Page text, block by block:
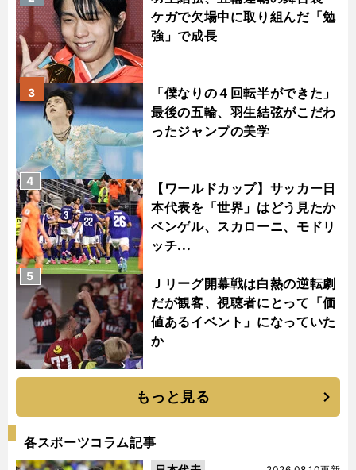
ケガで欠場中に取り組んだ「勉
強」で成長
「僕なりの４回転半ができた」
最後の五輪、羽生結弦がこだわ
ったジャンプの美学
3
【ワールドカップ】サッカー日
本代表を「世界」はどう見たか
ベンゲル、スカローニ、モドリ
ッチ...
4
Ｊリーグ開幕戦は白熱の逆転劇
だが観客、視聴者にとって「価
値あるイベント」になっていた
か
5
もっと見る
各スポーツコラム記事